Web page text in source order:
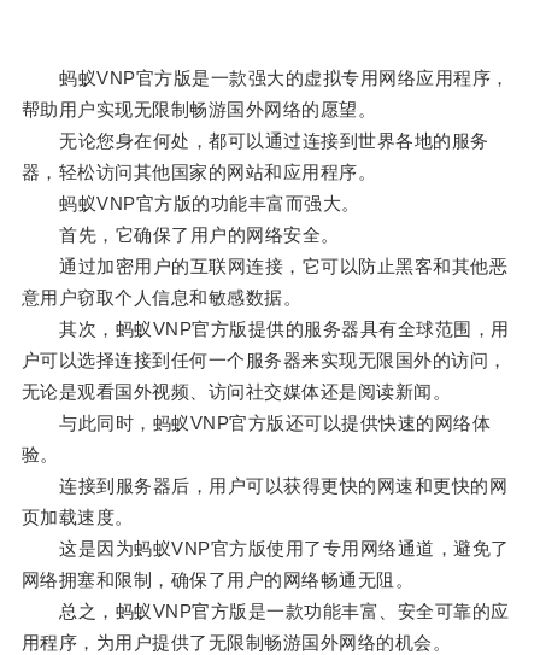
蚂蚁VNP官方版是一款强大的虚拟专用网络应用程序，
帮助用户实现无限制畅游国外网络的愿望。
无论您身在何处，都可以通过连接到世界各地的服务
器，轻松访问其他国家的网站和应用程序。
蚂蚁VNP官方版的功能丰富而强大。
首先，它确保了用户的网络安全。
通过加密用户的互联网连接，它可以防止黑客和其他恶
意用户窃取个人信息和敏感数据。
其次，蚂蚁VNP官方版提供的服务器具有全球范围，用
户可以选择连接到任何一个服务器来实现无限国外的访问，
无论是观看国外视频、访问社交媒体还是阅读新闻。
与此同时，蚂蚁VNP官方版还可以提供快速的网络体
验。
连接到服务器后，用户可以获得更快的网速和更快的网
页加载速度。
这是因为蚂蚁VNP官方版使用了专用网络通道，避免了
网络拥塞和限制，确保了用户的网络畅通无阻。
总之，蚂蚁VNP官方版是一款功能丰富、安全可靠的应
用程序，为用户提供了无限制畅游国外网络的机会。